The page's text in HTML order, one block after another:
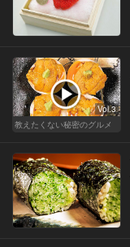
Vol.3
教えたくない秘密のグルメ